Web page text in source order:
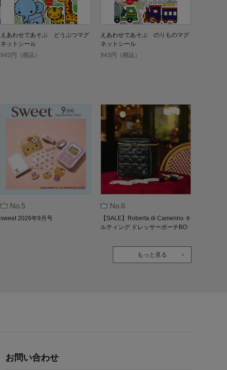
えあわせであそぶ どうぶつマグ
ネットシール
943円（税込）
えあわせであそぶ のりものマグ
ネットシール
943円（税込）
No.5
sweet 2026年9月号
No.6
【SALE】Roberta di Camerino キ
ルティング ドレッサーポーチBO
もっと見る
お問い合わせ